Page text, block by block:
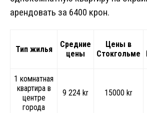
арендовать за 6400 крон.
Тип жилья
Средние
цены
Цены в
Стокгольме
1 комнатная
квартира в
центре
города
9 224 kr 15000 kr